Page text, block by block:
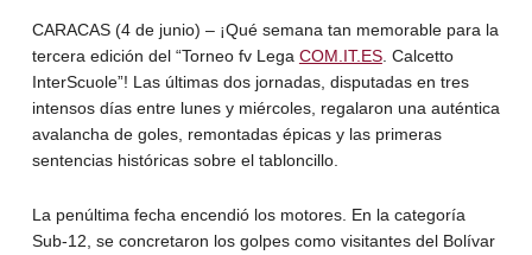
CARACAS (4 de junio) – ¡Qué semana tan memorable para la
tercera edición del “Torneo fv Lega COM.IT.ES. Calcetto
InterScuole”! Las últimas dos jornadas, disputadas en tres
intensos días entre lunes y miércoles, regalaron una auténtica
avalancha de goles, remontadas épicas y las primeras
sentencias históricas sobre el tabloncillo.
La penúltima fecha encendió los motores. En la categoría
Sub-12, se concretaron los golpes como visitantes del Bolívar